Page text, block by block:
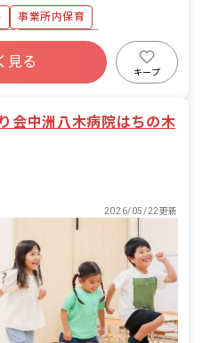
・排泄・清潔・衣類の着脱等
を通じた社会性の装着 ・行事
行、お知らせの作成
事業所内保育
産休育休制度
実
見る
キープ
会中洲八木病院はちの木
2026/05/22更新